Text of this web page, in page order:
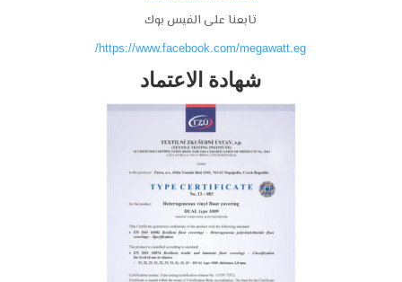
تابعنا على الفيس بوك
https://www.facebook.com/megawatt.eg/
شهادة الاعتماد